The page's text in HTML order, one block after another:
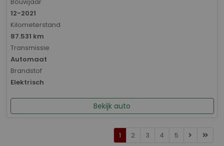
12-2021
Kilometerstand
87.531 km
Transmissie
Automaat
Brandstof
Elektrisch
Bekijk auto
1 2 3 4 5